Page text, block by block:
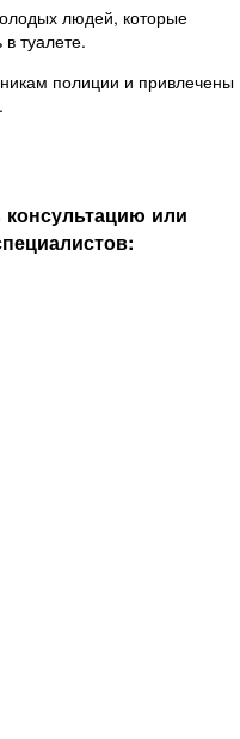
людей, которые
туалете.
полиции и привлечены
или